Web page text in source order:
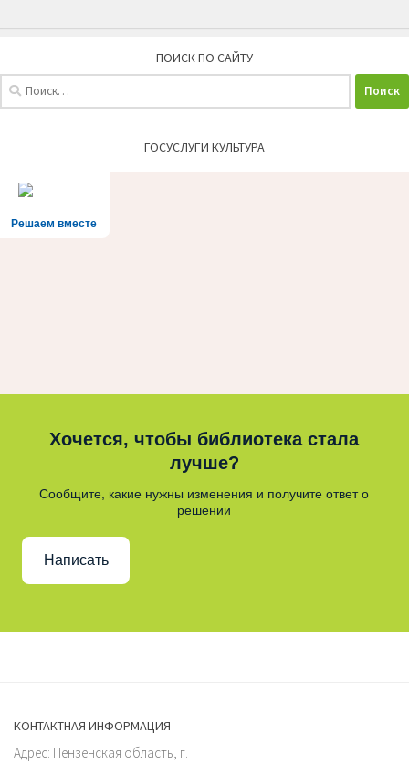
ПОИСК ПО САЙТУ
ГОСУСЛУГИ КУЛЬТУРА
Решаем вместе
Хочется, чтобы библиотека стала
лучше?
Сообщите, какие нужны изменения и получите ответ о
решении
Написать
КОНТАКТНАЯ ИНФОРМАЦИЯ
Адрес: Пензенская область, г.